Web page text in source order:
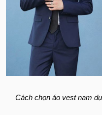
Cách chọn áo vest nam